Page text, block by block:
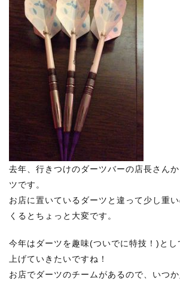
去年、行きつけのダーツバーの店長さん
ツです。
お店に置いているダーツと違って少し重
くるとちょっと大変です。
今年はダーツを趣味(ついでに特技！)とし
上げていきたいですね！
お店でダーツのチームがあるので、いつ